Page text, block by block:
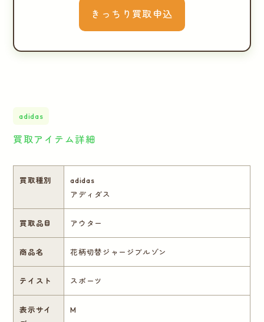
きっちり買取申込
adidas
買取アイテム詳細
買取種別
adidas
アディダス
買取品目 アウター
商品名 花柄切替ジャージブルゾン
テイスト スポーツ
表示サイ
M